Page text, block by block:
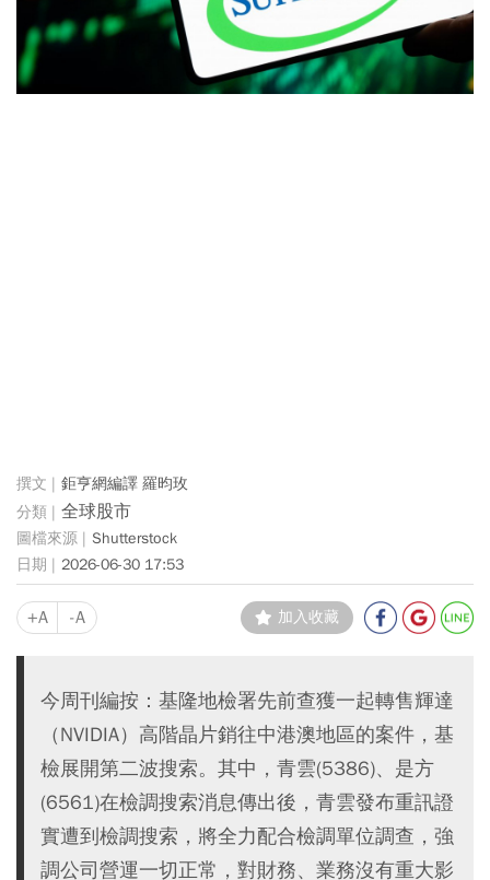
鉅亨網編譯 羅昀玫
全球股市
Shutterstock
2026-06-30 17:53
+A -A 加入收藏
今周刊編按：基隆地檢署先前查獲一起轉售輝達
（NVIDIA）高階晶片銷往中港澳地區的案件，基
檢展開第二波搜索。其中，青雲(5386)、是方
(6561)在檢調搜索消息傳出後，青雲發布重訊證
實遭到檢調搜索，將全力配合檢調單位調查，強
調公司營運一切正常，對財務、業務沒有重大影